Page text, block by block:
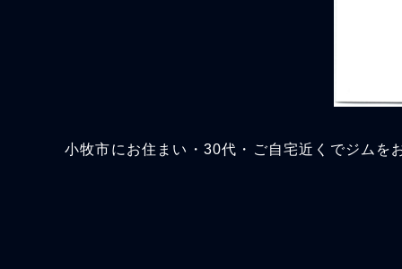
小牧市にお住まい・30代・ご自宅近くでジムを